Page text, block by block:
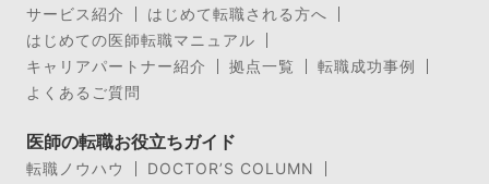
サービス紹介
はじめて転職される方へ
はじめての医師転職マニュアル
キャリアパートナー紹介
拠点一覧
転職成功事例
よくあるご質問
医師の転職お役立ちガイド
転職ノウハウ
DOCTOR’S COLUMN